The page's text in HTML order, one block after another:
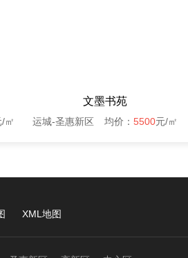
/㎡
文墨书苑
运城-圣惠新区 均价： 5500元/㎡
XML地图